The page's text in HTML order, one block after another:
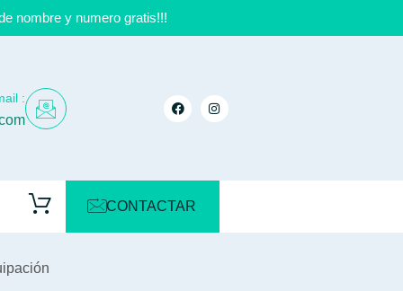
nombre y numero gratis!!!
:
CONTACTAR